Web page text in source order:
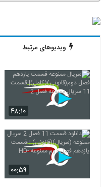
ویدیوهای مرتبط
۴۸:۱۰
۰۰:۵۹